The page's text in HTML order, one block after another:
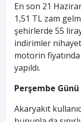
En son 21
1,51 TL zam
şehirlerde 55
indirimler
motorin
yapıldı.
Perşembe
Akaryakıt